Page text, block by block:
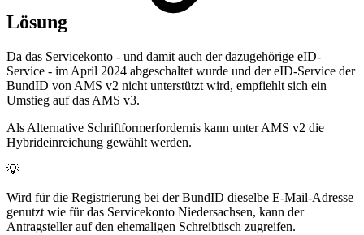
Lösung
Da das Servicekonto - und damit auch der dazugehörige eID-
Service - im April 2024 abgeschaltet wurde und der eID-Service der
BundID von AMS v2 nicht unterstützt wird, empfiehlt sich ein
Umstieg auf das AMS v3.
Als Alternative Schriftformerfordernis kann unter AMS v2 die
Hybrideinreichung gewählt werden.
💡
Wird für die Registrierung bei der BundID dieselbe E-Mail-Adresse
genutzt wie für das Servicekonto Niedersachsen, kann der
Antragsteller auf den ehemaligen Schreibtisch zugreifen.